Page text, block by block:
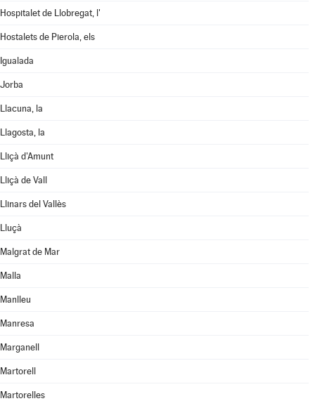
Hospitalet de Llobregat, l'
Hostalets de Pierola, els
Igualada
Jorba
Llacuna, la
Llagosta, la
Lliçà d'Amunt
Lliçà de Vall
Llinars del Vallès
Lluçà
Malgrat de Mar
Malla
Manlleu
Manresa
Marganell
Martorell
Martorelles